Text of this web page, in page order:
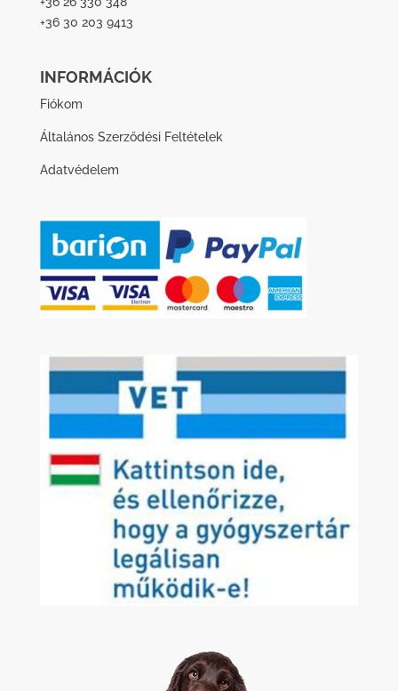
+36 30 203 9413
INFORMÁCIÓK
Fiókom
Általános Szerződési Feltételek
Adatvédelem